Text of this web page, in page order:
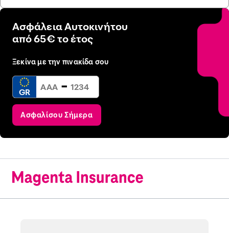
Ασφάλεια Αυτοκινήτου
από 65€ το έτος
Ξεκίνα με την πινακίδα σου
GR -
Ασφαλίσου Σήμερα